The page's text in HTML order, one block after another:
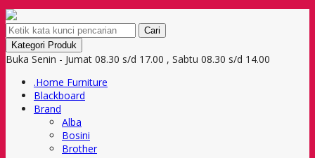
Cari
Kategori Produk
Buka Senin - Jumat 08.30 s/d 17.00 , Sabtu 08.30 s/d 14.00
.Home Furniture
Blackboard
Brand
Alba
Bosini
Brother